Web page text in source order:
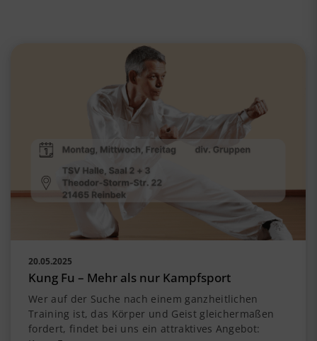
20.05.2025
Kung Fu – Mehr als nur Kampfsport
Wer auf der Suche nach einem ganzheitlichen
Training ist, das Körper und Geist gleichermaßen
fordert, findet bei uns ein attraktives Angebot: